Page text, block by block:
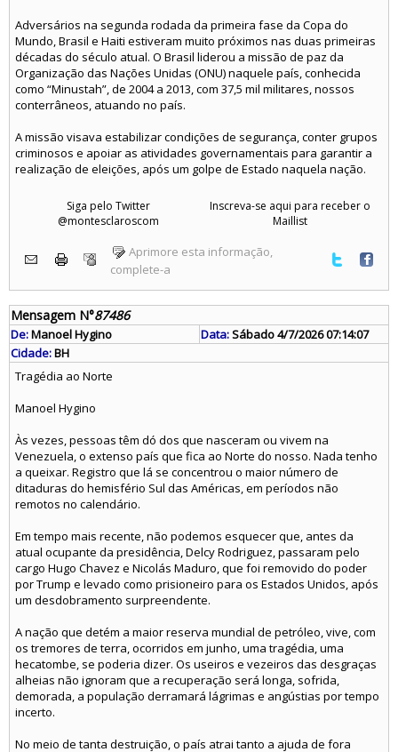
Adversários na segunda rodada da primeira fase da Copa do
Mundo, Brasil e Haiti estiveram muito próximos nas duas primeiras
décadas do século atual. O Brasil liderou a missão de paz da
Organização das Nações Unidas (ONU) naquele país, conhecida
como “Minustah”, de 2004 a 2013, com 37,5 mil militares, nossos
conterrâneos, atuando no país.
A missão visava estabilizar condições de segurança, conter grupos
criminosos e apoiar as atividades governamentais para garantir a
realização de eleições, após um golpe de Estado naquela nação.
Siga pelo Twitter
@montesclaroscom
Inscreva-se aqui para receber o
Maillist
Aprimore esta informação,
complete-a
Mensagem N°87486
De:Manoel Hygino Data:Sábado 4/7/2026 07:14:07
Cidade:BH
Tragédia ao Norte
Manoel Hygino
Às vezes, pessoas têm dó dos que nasceram ou vivem na
Venezuela, o extenso país que fica ao Norte do nosso. Nada tenho
a queixar. Registro que lá se concentrou o maior número de
ditaduras do hemisfério Sul das Américas, em períodos não
remotos no calendário.
Em tempo mais recente, não podemos esquecer que, antes da
atual ocupante da presidência, Delcy Rodriguez, passaram pelo
cargo Hugo Chavez e Nicolás Maduro, que foi removido do poder
por Trump e levado como prisioneiro para os Estados Unidos, após
um desdobramento surpreendente.
A nação que detém a maior reserva mundial de petróleo, vive, com
os tremores de terra, ocorridos em junho, uma tragédia, uma
hecatombe, se poderia dizer. Os useiros e vezeiros das desgraças
alheias não ignoram que a recuperação será longa, sofrida,
demorada, a população derramará lágrimas e angústias por tempo
incerto.
No meio de tanta destruição, o país atrai tanto a ajuda de fora